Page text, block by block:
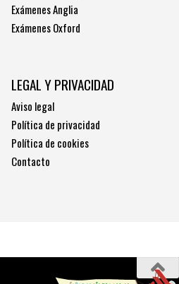
Exámenes Anglia
Exámenes Oxford
LEGAL Y PRIVACIDAD
Aviso legal
Política de privacidad
Política de cookies
Contacto